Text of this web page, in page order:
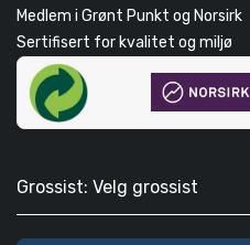
Medlem i Grønt Punkt og Norsirk
Sertifisert for kvalitet og miljø
Grossist: Velg grossist